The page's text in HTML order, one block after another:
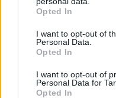
grant or deny consent to
use your data for below
consent section.
Opted In
I want to opt-out of
Personal Data.
Opted In
I want to opt-out of
Personal Data for
Opted In
Ατλέτικο για το